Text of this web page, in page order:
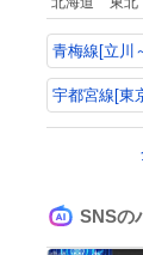
て、災害救
地域からの
の修理につ
年2月1日ま
対応すると
た。「
Con」など
青梅線[立川
宇都宮線[東
SNSの